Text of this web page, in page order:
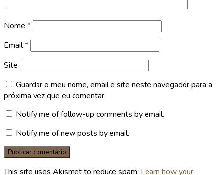
Nome *
Email*
Site
Guardar o meu nome, email e site neste navegador para a
próxima vez que eu comentar.
Notify me of follow-up comments by email.
Notify me of new posts by email.
This site uses Akismet to reduce spam. Learn how your